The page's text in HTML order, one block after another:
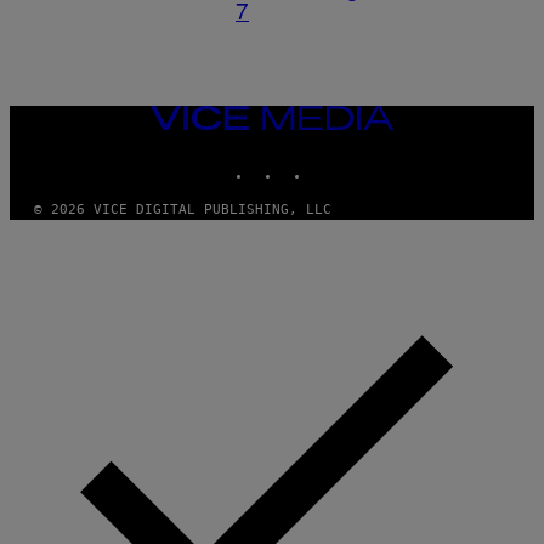
7
VICE
MEDIA
© 2026 VICE DIGITAL PUBLISHING, LLC